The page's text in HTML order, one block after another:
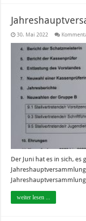
30. Mai 2022
Der Juni hat es in sich, es
weiter lesen ...